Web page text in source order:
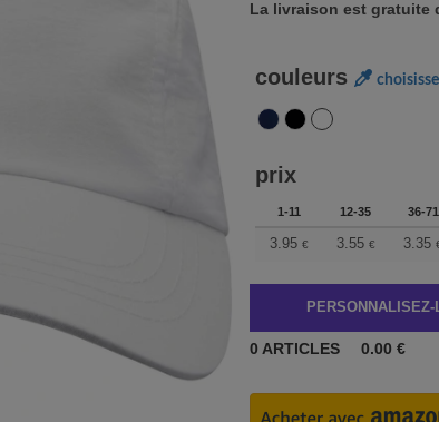
La livraison est gratuite
couleurs
prix
1-11 12-35 36-71
3.95 € 3.55 € 3.35
PERSONNALISEZ-
0 ARTICLES 0.00 €